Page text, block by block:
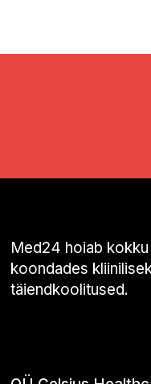
Med24 hoiab
koondades
täiendkoolitused.